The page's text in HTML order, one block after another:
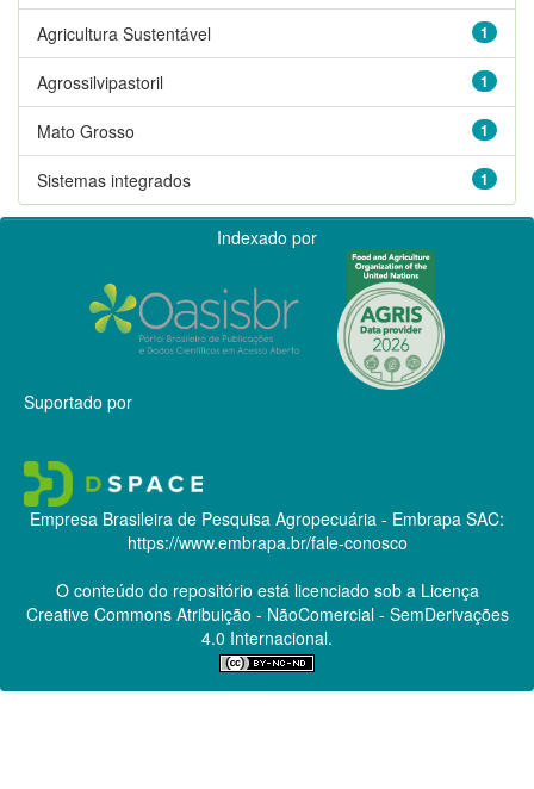
1
Agricultura Sustentável
1
Agrossilvipastoril
1
Mato Grosso
1
Sistemas integrados
Indexado por
Suportado por
Empresa Brasileira de Pesquisa Agropecuária - Embrapa SAC:
https://www.embrapa.br/fale-conosco
O conteúdo do repositório está licenciado sob a Licença
Creative CommonsAtribuição - NãoComercial - SemDerivações
4.0 Internacional.